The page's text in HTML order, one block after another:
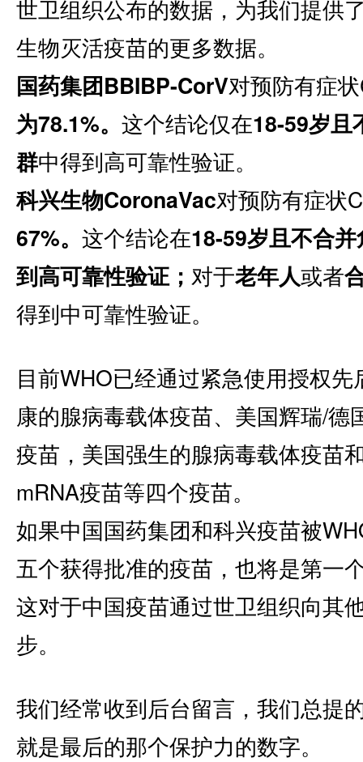
世卫组织公布的数据，为我们提供
生物灭活疫苗的更多数据。
国药集团BBIBP-CorV对预防有症
为78.1%。 这个结论仅在18-59岁且
群中得到高可靠性验证。
科兴生物CoronaVac对预防有症状
67%。 这个结论在18-59岁且不合
到高可靠性验证； 对于老年人或者
得到中可靠性验证。
目前WHO已经通过紧急使用授权
康的腺病毒载体疫苗、美国辉瑞/德
疫苗，美国强生的腺病毒载体疫苗
mRNA疫苗等四个疫苗。
如果中国国药集团和科兴疫苗被
五个获得批准的疫苗，也将是第一
这对于中国疫苗通过世卫组织向其
步。
我们经常收到后台留言，我们总提
就是最后的那个保护力的数字。